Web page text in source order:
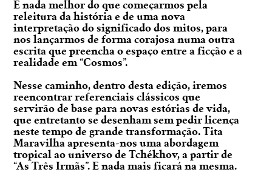
E nada melhor do que começarmos pela
releitura da história e de uma nova
interpretação do significado dos mitos, para
nos lançarmos de forma corajosa numa outra
escrita que preencha o espaço entre a ficção e a
realidade em “Cosmos”.
Nesse caminho, dentro desta edição, iremos
reencontrar referenciais clássicos que
servirão de base para novas estórias de vida,
que entretanto se desenham sem pedir licença
neste tempo de grande transformação. Tita
Maravilha apresenta-nos uma abordagem
tropical ao universo de Tchékhov, a partir de
“As Três Irmãs”. E nada mais ficará na mesma.